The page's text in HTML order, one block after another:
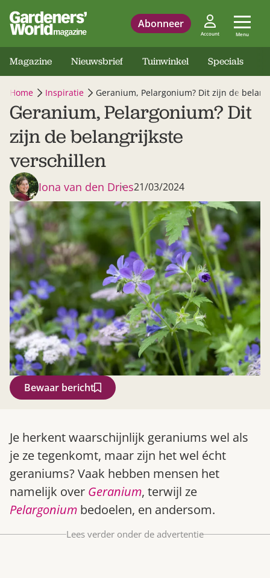
Abonneer
Account Menu
Gardeners’ World 08/2026
Magazine Nieuwsbrief Tuinwinkel Specials
Home Inspiratie Geranium, Pelargonium? Dit zijn de
Geranium, Pelargonium? Dit
zijn de belangrijkste
verschillen
Iona van den Dries21/03/2024
Bewaar bericht
Je herkent waarschijnlijk geraniums wel als
je ze tegenkomt, maar zijn het wel écht
geraniums? Vaak hebben mensen het
namelijk over Geranium, terwijl ze
Pelargonium bedoelen, en andersom.
Lees verder onder de advertentie